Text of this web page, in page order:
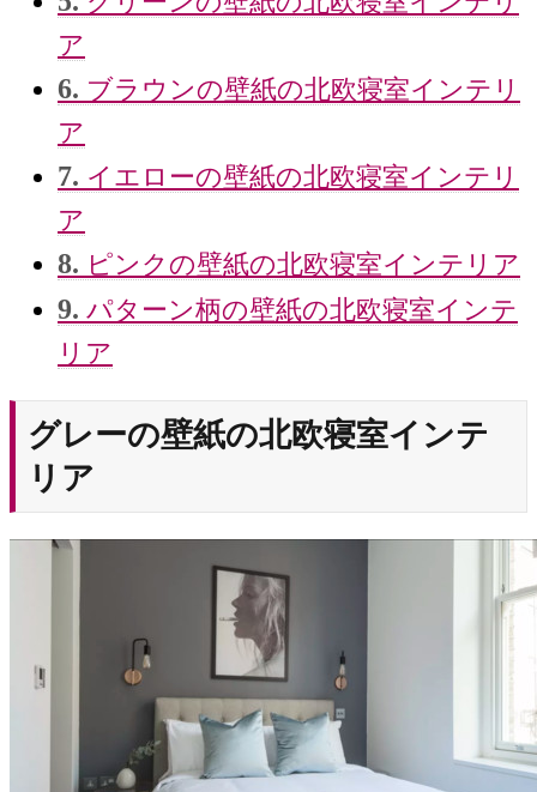
ア
6. ブラウンの壁紙の北欧寝室インテリ
ア
7. イエローの壁紙の北欧寝室インテリ
ア
8. ピンクの壁紙の北欧寝室インテリア
9. パターン柄の壁紙の北欧寝室インテ
リア
グレーの壁紙の北欧寝室インテ
リア